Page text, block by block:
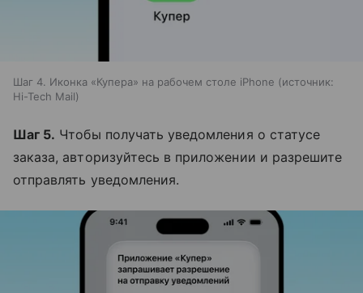
Шаг 4. Иконка «Купера» на рабочем столе iPhone
источник:
Hi-Tech Mail
Шаг 5. Чтобы получать уведомления о статусе
заказа, авторизуйтесь в приложении и разрешите
отправлять уведомления.